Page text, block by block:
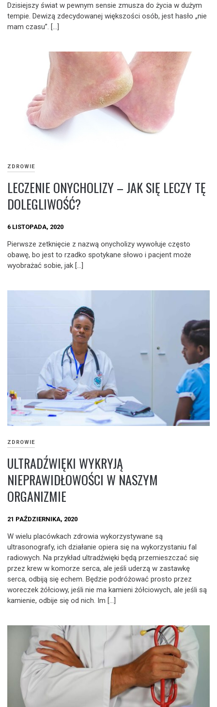
Dzisiejszy świat w pewnym sensie zmusza do życia w dużym
tempie. Dewizą zdecydowanej większości osób, jest hasło „nie
mam czasu”. […]
ZDROWIE
LECZENIE ONYCHOLIZY – JAK SIĘ LECZY TĘ
DOLEGLIWOŚĆ?
6 LISTOPADA, 2020
Pierwsze zetknięcie z nazwą onycholizy wywołuje często
obawę, bo jest to rzadko spotykane słowo i pacjent może
wyobrażać sobie, jak […]
ZDROWIE
ULTRADŹWIĘKI WYKRYJĄ
NIEPRAWIDŁOWOŚCI W NASZYM
ORGANIZMIE
21 PAŹDZIERNIKA, 2020
W wielu placówkach zdrowia wykorzystywane są
ultrasonografy, ich działanie opiera się na wykorzystaniu fal
radiowych. Na przykład ultradźwięki będą przemieszczać się
przez krew w komorze serca, ale jeśli uderzą w zastawkę
serca, odbiją się echem. Będzie podróżować prosto przez
woreczek żółciowy, jeśli nie ma kamieni żółciowych, ale jeśli są
kamienie, odbije się od nich. Im […]